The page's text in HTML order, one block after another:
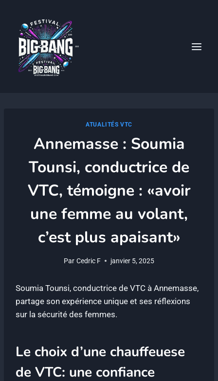
contenu
ATUALITÉS VTC
Annemasse : Soumia
Tounsi, conductrice de
VTC, témoigne : «avoir
une femme au volant,
c’est plus apaisant»
Par Cedric F janvier 5, 2025
Soumia Tounsi, conductrice de VTC à Annemasse,
partage son expérience unique et ses réflexions
sur la sécurité des femmes.
Le choix d’une chauffeuese
de VTC: une confiance